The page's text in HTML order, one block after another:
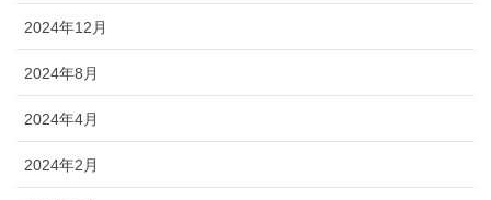
2024年12月
2024年8月
2024年4月
2024年2月